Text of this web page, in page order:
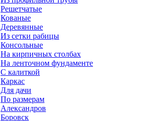
Решетчатые
Кованые
Деревянные
Из сетки рабицы
Консольные
На кирпичных столбах
На ленточном фундаменте
С калиткой
Каркас
Для дачи
По размерам
Александров
Боровск